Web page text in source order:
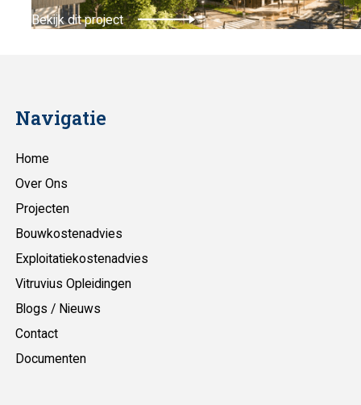
Bekijk dit project
Navigatie
Home
Over Ons
Projecten
Bouwkostenadvies
Exploitatiekostenadvies
Vitruvius Opleidingen
Blogs / Nieuws
Contact
Documenten